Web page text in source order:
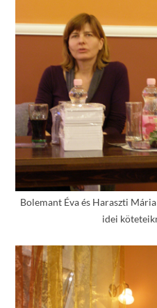
Bolemant Éva és Haraszti
idei